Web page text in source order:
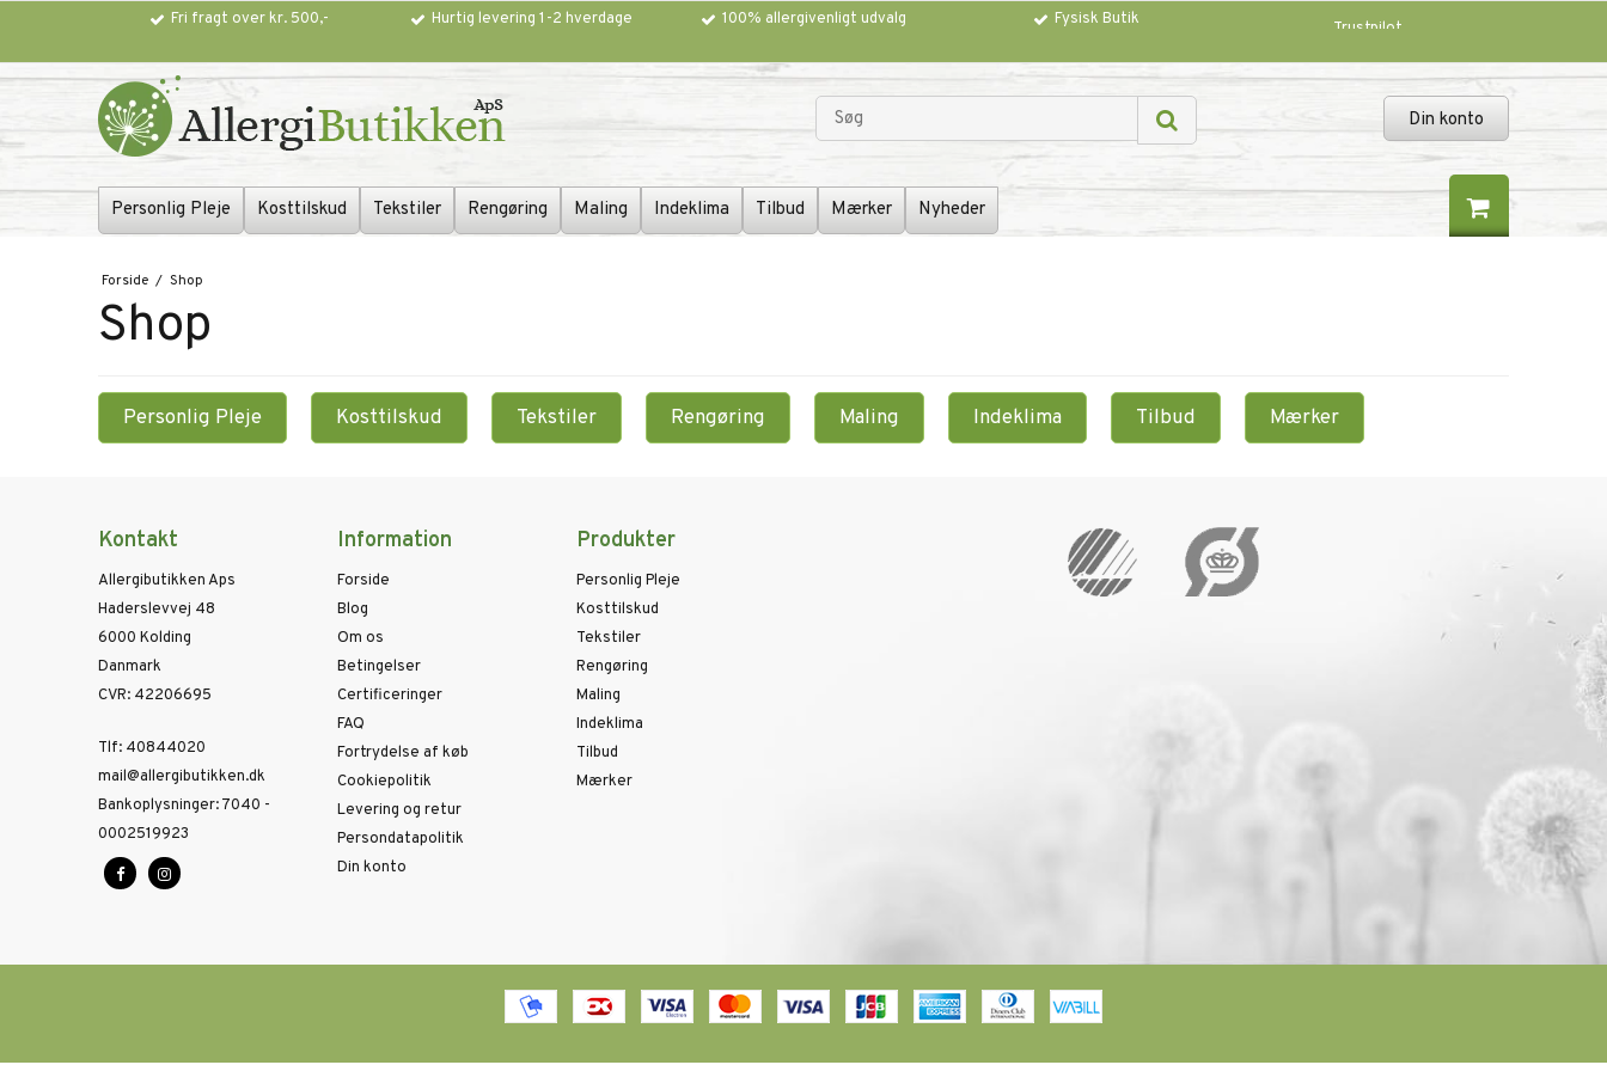
Fri fragt over kr. 500,- Hurtig levering 1-2 hverdage 100% allergivenligt udvalg Fysisk Butik Trustpilot
Din konto
Personlig Pleje Kosttilskud Tekstiler Rengøring Maling Indeklima Tilbud Mærker Nyheder
Forside / Shop
Shop
Personlig Pleje Kosttilskud Tekstiler Rengøring Maling Indeklima Tilbud Mærker
Kontakt
Allergibutikken Aps
Haderslevvej 48
6000 Kolding
Danmark
CVR: 42206695
Tlf: 40844020
mail@allergibutikken.dk
Bankoplysninger:7040 -
0002519923
Information
Forside
Blog
Om os
Betingelser
Certificeringer
FAQ
Fortrydelse af køb
Cookiepolitik
Levering og retur
Persondatapolitik
Din konto
Produkter
Personlig Pleje
Kosttilskud
Tekstiler
Rengøring
Maling
Indeklima
Tilbud
Mærker